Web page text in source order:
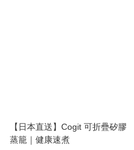
【日本直送】Cogit 可折疊矽膠
蒸籠｜健康速煮